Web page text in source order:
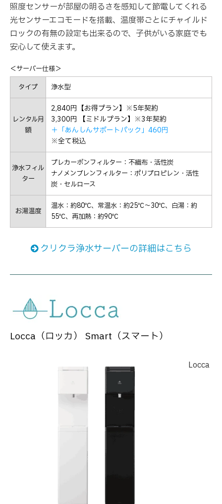
照度センサーが部屋の明るさを感知して節電してくれる
光センサーエコモードを搭載、温度帯ごとにチャイルド
ロックの有無の設定も出来るので、子供がいる家庭でも
安心して使えます。
＜サーバー仕様＞
タイプ
浄水型
レンタル月
額
2,840円【お得プラン】※5年契約
3,300円 【ミドルプラン】※3年契約
＋「あんしんサポートパック」460円
※全て税込
浄水フィル
ター
プレカーボンフィルター：不織布・活性炭
ナノメンブレンフィルター：ポリプロピレン・活性
炭・セルロース
お湯温度
温水：約80℃、常温水：約25℃～30℃、白湯：約
55℃、再加熱：約90℃
クリクラ浄水サーバーの詳細はこちら
Locca（ロッカ） Smart（スマート）
Locca